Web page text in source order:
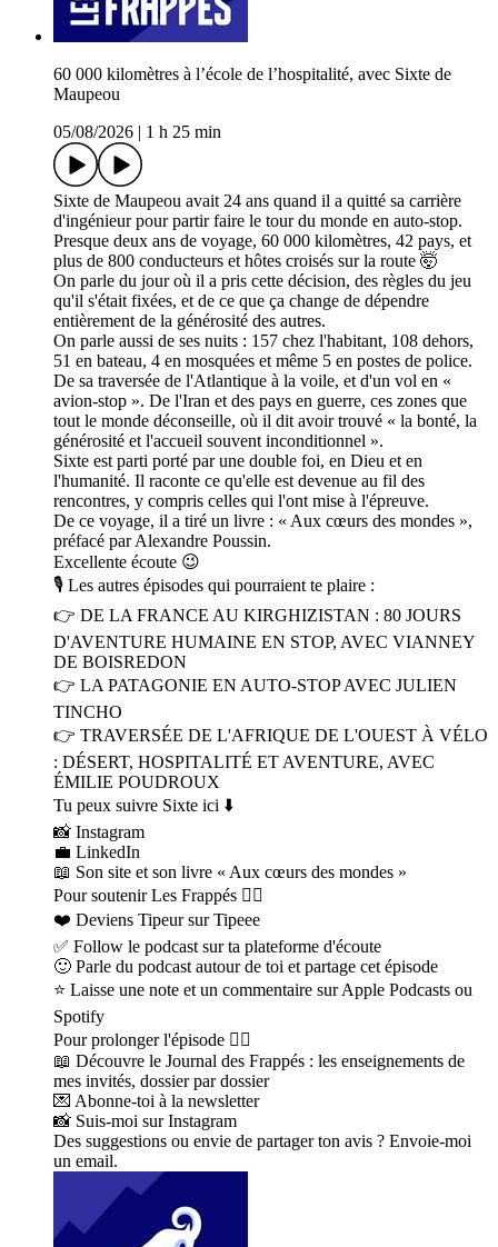
60 000 kilomètres à l’école de l’hospitalité, avec Sixte de
Maupeou
05/08/2026
1 h 25 min
Sixte de Maupeou avait 24 ans quand il a quitté sa carrière
d'ingénieur pour partir faire le tour du monde en auto-stop.
Presque deux ans de voyage, 60 000 kilomètres, 42 pays, et
plus de 800 conducteurs et hôtes croisés sur la route 🤯
On parle du jour où il a pris cette décision, des règles du jeu
qu'il s'était fixées, et de ce que ça change de dépendre
entièrement de la générosité des autres.
On parle aussi de ses nuits : 157 chez l'habitant, 108 dehors,
51 en bateau, 4 en mosquées et même 5 en postes de police.
De sa traversée de l'Atlantique à la voile, et d'un vol en «
avion-stop ». De l'Iran et des pays en guerre, ces zones que
tout le monde déconseille, où il dit avoir trouvé « la bonté, la
générosité et l'accueil souvent inconditionnel ».
Sixte est parti porté par une double foi, en Dieu et en
l'humanité. Il raconte ce qu'elle est devenue au fil des
rencontres, y compris celles qui l'ont mise à l'épreuve.
De ce voyage, il a tiré un livre : « Aux cœurs des mondes »,
préfacé par Alexandre Poussin.
Excellente écoute 😉
🎙 Les autres épisodes qui pourraient te plaire :
👉 DE LA FRANCE AU KIRGHIZISTAN : 80 JOURS
D'AVENTURE HUMAINE EN STOP, AVEC VIANNEY
DE BOISREDON
👉 LA PATAGONIE EN AUTO-STOP AVEC JULIEN
TINCHO
👉 TRAVERSÉE DE L'AFRIQUE DE L'OUEST À VÉLO
: DÉSERT, HOSPITALITÉ ET AVENTURE, AVEC
ÉMILIE POUDROUX
Tu peux suivre Sixte ici ⬇️
📸 Instagram
💼 LinkedIn
📖 Son site et son livre « Aux cœurs des mondes »
Pour soutenir Les Frappés 👇🏼
❤️ Deviens Tipeur sur Tipeee
✅ Follow le podcast sur ta plateforme d'écoute
🙂 Parle du podcast autour de toi et partage cet épisode
⭐️ Laisse une note et un commentaire sur Apple Podcasts ou
Spotify
Pour prolonger l'épisode 👇🏼
📖 Découvre le Journal des Frappés : les enseignements de
mes invités, dossier par dossier
💌 Abonne-toi à la newsletter
📸 Suis-moi sur Instagram
Des suggestions ou envie de partager ton avis ? Envoie-moi
un email.